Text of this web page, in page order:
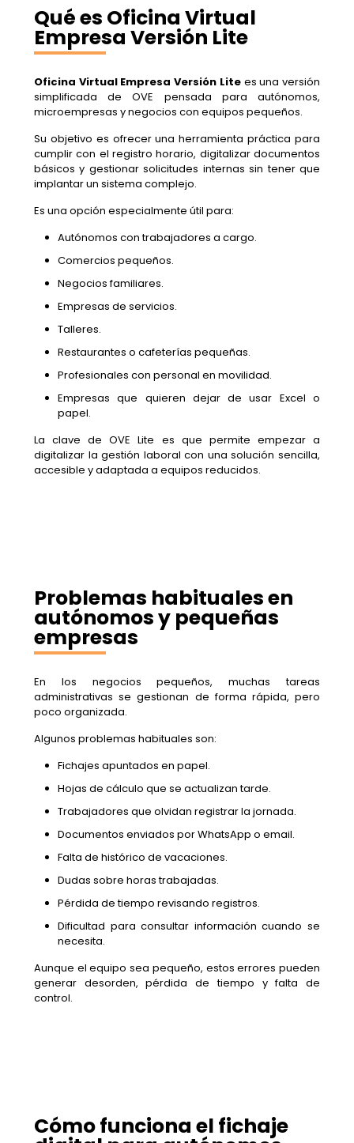
Qué es Oficina Virtual
Empresa Versión Lite
Oficina Virtual Empresa Versión Litees una versión
simplificada de OVE pensada para autónomos,
microempresas y negocios con equipos pequeños.
Su objetivo es ofrecer una herramienta práctica para
cumplir con el registro horario, digitalizar documentos
básicos y gestionar solicitudes internas sin tener que
implantar un sistema complejo.
Es una opción especialmente útil para:
Autónomos con trabajadores a cargo.
Comercios pequeños.
Negocios familiares.
Empresas de servicios.
Talleres.
Restaurantes o cafeterías pequeñas.
Profesionales con personal en movilidad.
Empresas que quieren dejar de usar Excel o
papel.
La clave de OVE Lite es que permite empezar a
digitalizar la gestión laboral con una solución sencilla,
accesible y adaptada a equipos reducidos.
Problemas habituales en
autónomos y pequeñas
empresas
En los negocios pequeños, muchas tareas
administrativas se gestionan de forma rápida, pero
poco organizada.
Algunos problemas habituales son:
Fichajes apuntados en papel.
Hojas de cálculo que se actualizan tarde.
Trabajadores que olvidan registrar la jornada.
Documentos enviados por WhatsApp o email.
Falta de histórico de vacaciones.
Dudas sobre horas trabajadas.
Pérdida de tiempo revisando registros.
Dificultad para consultar información cuando se
necesita.
Aunque el equipo sea pequeño, estos errores pueden
generar desorden, pérdida de tiempo y falta de
control.
Cómo funciona el fichaje